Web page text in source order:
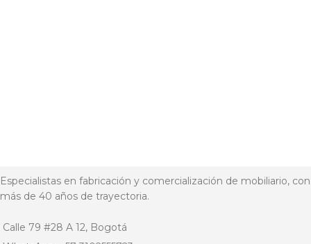
Especialistas en fabricación y comercialización de mobiliario, con
más de 40 años de trayectoria.
Calle 79 #28 A 12, Bogotá